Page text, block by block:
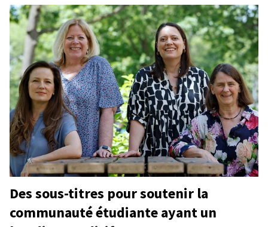
Des sous-titres pour soutenir la
communauté étudiante ayant un